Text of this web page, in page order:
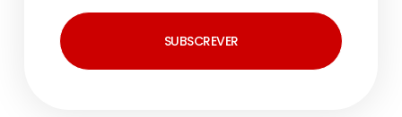
SUBSCREVER